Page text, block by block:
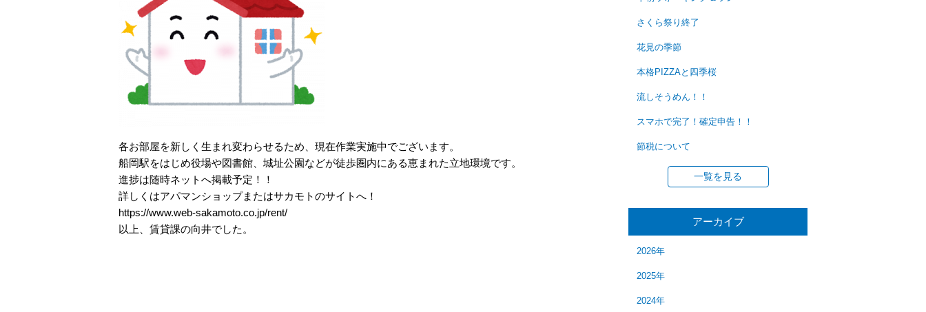
各お部屋を新しく生まれ変わらせるため、現在作業実施中でございます。
船岡駅をはじめ役場や図書館、城址公園などが徒歩圏内にある恵まれた立地環境です。
進捗は随時ネットへ掲載予定！！
詳しくはアパマンショップまたはサカモトのサイトへ！
https://www.web-sakamoto.co.jp/rent/
以上、賃貸課の向井でした。
さくら祭り終了
花見の季節
本格PIZZAと四季桜
流しそうめん！！
スマホで完了！確定申告！！
節税について
一覧を見る
アーカイブ
2026年
2025年
2024年